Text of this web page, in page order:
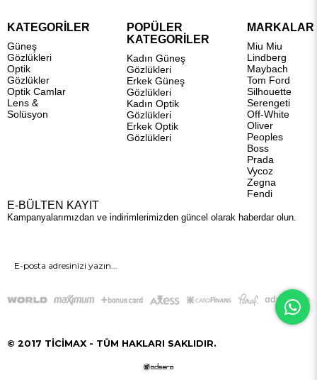
KATEGORİLER
Güneş
Gözlükleri
Optik
Gözlükler
Optik Camlar
Lens &
Solüsyon
POPÜLER
KATEGORİLER
Kadın Güneş
Gözlükleri
Erkek Güneş
Gözlükleri
Kadın Optik
Gözlükleri
Erkek Optik
Gözlükleri
MARKALAR
Miu Miu
Lindberg
Maybach
Tom Ford
Silhouette
Serengeti
Off-White
Oliver
Peoples
Boss
Prada
Vycoz
Zegna
Fendi
E-BÜLTEN KAYIT
Kampanyalarımızdan ve indirimlerimizden güncel olarak haberdar olun.
GÖNDER
© 2017 TİCİMAX - TÜM HAKLARI SAKLIDIR.